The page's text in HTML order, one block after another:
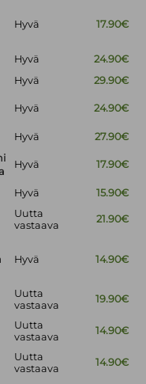
Hyvä 17.90€
Hyvä
24.90€
Hyvä
29.90€
Hyvä 24.90€
Hyvä
27.90€
Hyvä 17.90€
Hyvä 15.90€
Uutta
vastaava
21.90€
Hyvä 14.90€
Uutta
vastaava
19.90€
Uutta
vastaava
14.90€
Uutta
vastaava
14.90€